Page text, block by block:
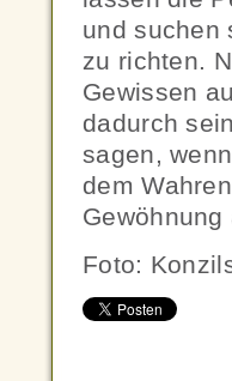
und suchen
zu richten.
Gewissen
dadurch
sagen,
dem
Foto: